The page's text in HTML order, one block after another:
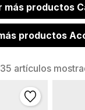
más productos
productos
35 artículos